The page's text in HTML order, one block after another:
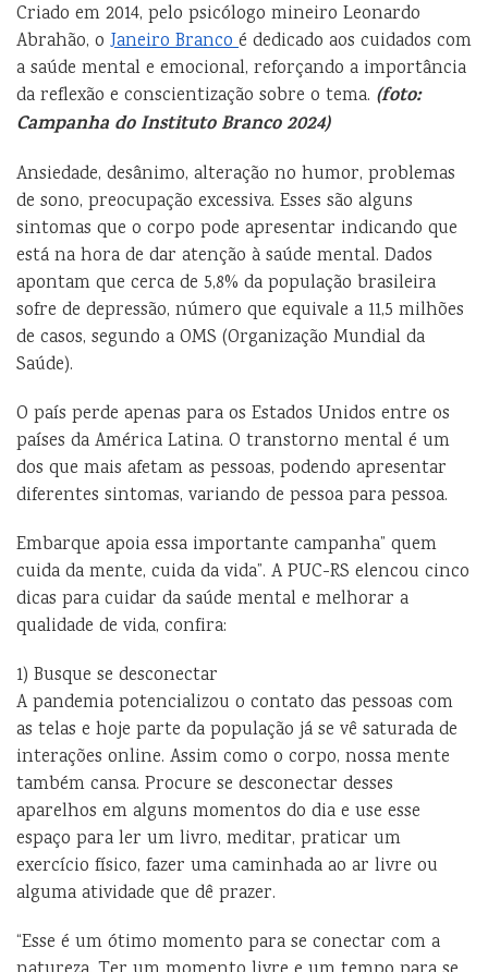
Criado em 2014, pelo psicólogo mineiro Leonardo
Abrahão, o Janeiro Brancoé dedicado aos cuidados com
a saúde mental e emocional, reforçando a importância
da reflexão e conscientização sobre o tema. (foto:
Campanha do Instituto Branco 2024)
Ansiedade, desânimo, alteração no humor, problemas
de sono, preocupação excessiva. Esses são alguns
sintomas que o corpo pode apresentar indicando que
está na hora de dar atenção à saúde mental. Dados
apontam que cerca de 5,8% da população brasileira
sofre de depressão, número que equivale a 11,5 milhões
de casos, segundo a OMS (Organização Mundial da
Saúde).
O país perde apenas para os Estados Unidos entre os
países da América Latina. O transtorno mental é um
dos que mais afetam as pessoas, podendo apresentar
diferentes sintomas, variando de pessoa para pessoa.
Embarque apoia essa importante campanha” quem
cuida da mente, cuida da vida”. A PUC-RS elencou cinco
dicas para cuidar da saúde mental e melhorar a
qualidade de vida, confira:
1) Busque se desconectar
A pandemia potencializou o contato das pessoas com
as telas e hoje parte da população já se vê saturada de
interações online. Assim como o corpo, nossa mente
também cansa. Procure se desconectar desses
aparelhos em alguns momentos do dia e use esse
espaço para ler um livro, meditar, praticar um
exercício físico, fazer uma caminhada ao ar livre ou
alguma atividade que dê prazer.
“Esse é um ótimo momento para se conectar com a